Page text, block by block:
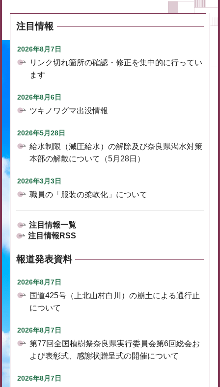
注目情報
2026年8月7日
リンク切れ箇所の確認・修正を集中的に行ってい
ます
2026年8月6日
ツキノワグマ出没情報
2026年5月28日
給水制限（減圧給水）の解除及び奈良県渇水対策
本部の解散について（5月28日）
2026年3月3日
職員の「服装の柔軟化」について
注目情報一覧
注目情報RSS
報道発表資料
2026年8月7日
国道425号（上北山村白川）の崩土による通行止
について
2026年8月7日
第77回全国植樹祭奈良県実行委員会第6回総会お
よび表彰式、感謝状贈呈式の開催について
2026年8月7日